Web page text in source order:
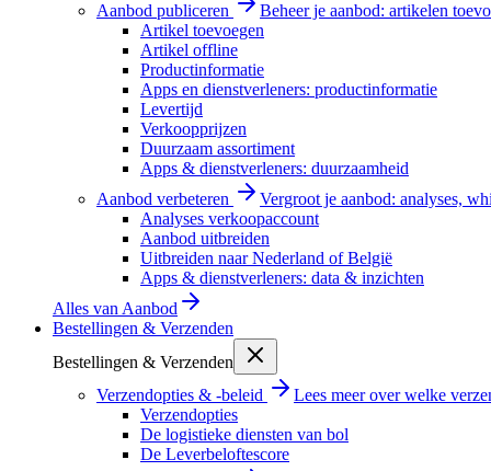
Aanbod publiceren
Beheer je aanbod: artikelen
Artikel toevoegen
Artikel offline
Productinformatie
Apps en dienstverleners: productinformatie
Levertijd
Verkoopprijzen
Duurzaam assortiment
Apps & dienstverleners: duurzaamheid
Aanbod verbeteren
Vergroot je aanbod: analyses,
Analyses verkoopaccount
Aanbod uitbreiden
Uitbreiden naar Nederland of België
Apps & dienstverleners: data & inzichten
Alles van Aanbod
Bestellingen & Verzenden
Bestellingen & Verzenden
Verzendopties & -beleid
Lees meer over welke
Verzendopties
De logistieke diensten van bol
De Leverbeloftescore